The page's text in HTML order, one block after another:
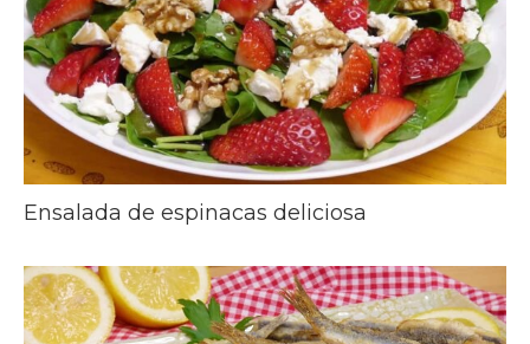
Ensalada de espinacas deliciosa